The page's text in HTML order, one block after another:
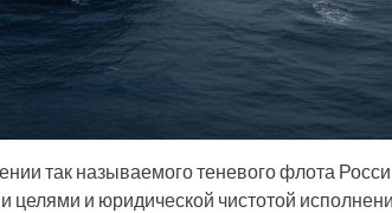
так называемого теневого флота
целями и юридической чистотой